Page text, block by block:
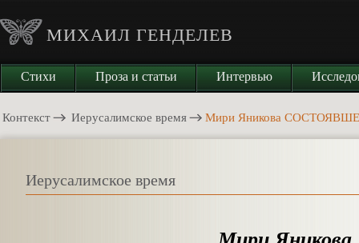
МИХАИЛ ГЕНДЕЛЕВ
Стихи Проза и статьи Интервью
Контекст Иерусалимское время Мири Яникова
Иерусалимское время